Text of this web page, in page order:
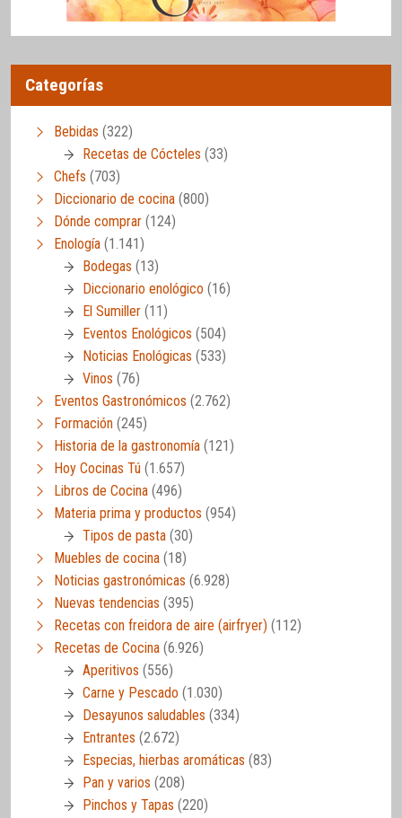
Categorías
Bebidas (322)
Recetas de Cócteles (33)
Chefs (703)
Diccionario de cocina (800)
Dónde comprar (124)
Enología (1.141)
Bodegas (13)
Diccionario enológico (16)
El Sumiller (11)
Eventos Enológicos (504)
Noticias Enológicas (533)
Vinos (76)
Eventos Gastronómicos (2.762)
Formación (245)
Historia de la gastronomía (121)
Hoy Cocinas Tú (1.657)
Libros de Cocina (496)
Materia prima y productos (954)
Tipos de pasta (30)
Muebles de cocina (18)
Noticias gastronómicas (6.928)
Nuevas tendencias (395)
Recetas con freidora de aire (airfryer) (112)
Recetas de Cocina (6.926)
Aperitivos (556)
Carne y Pescado (1.030)
Desayunos saludables (334)
Entrantes (2.672)
Especias, hierbas aromáticas (83)
Pan y varios (208)
Pinchos y Tapas (220)